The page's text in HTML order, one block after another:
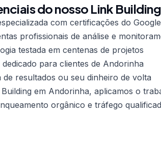
do nosso Link Building
com certificações do Google
profissionais de análise e
testada em centenas de projetos
para clientes de Andorinha
de resultados ou seu dinheiro de volta
Building em Andorinha, aplicamos o
orgânico e tráfego